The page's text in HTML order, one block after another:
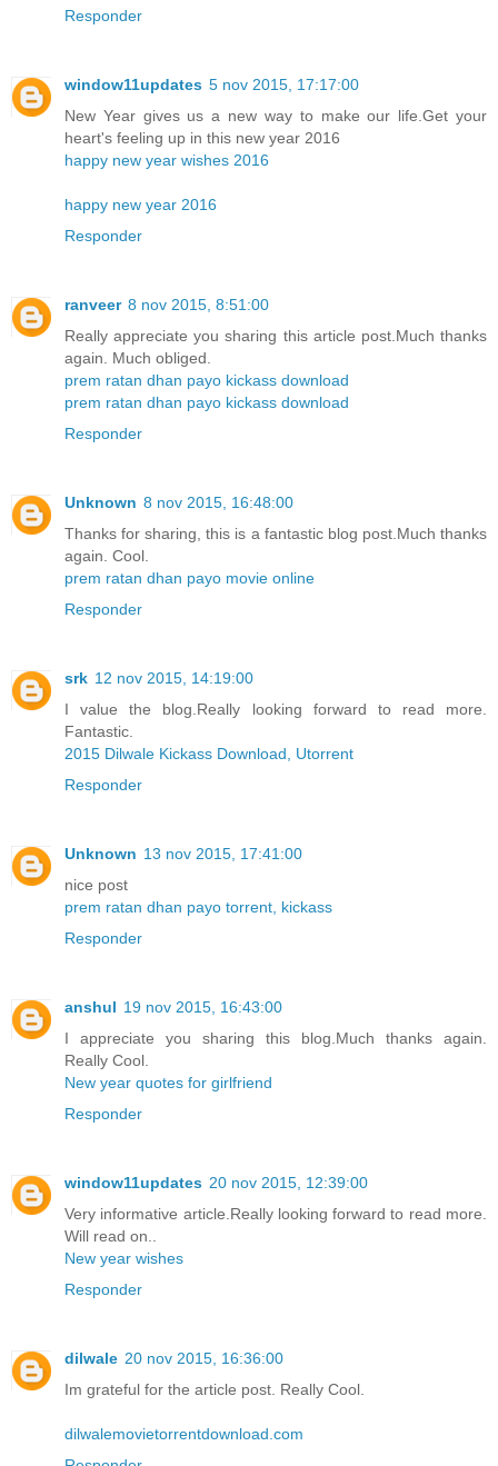
Responder
window11updates 5 nov 2015, 17:17:00
New Year gives us a new way to make our life.Get your
heart's feeling up in this new year 2016
happy new year wishes 2016
happy new year 2016
Responder
ranveer 8 nov 2015, 8:51:00
Really appreciate you sharing this article post.Much thanks
again. Much obliged.
prem ratan dhan payo kickass download
prem ratan dhan payo kickass download
Responder
Unknown 8 nov 2015, 16:48:00
Thanks for sharing, this is a fantastic blog post.Much thanks
again. Cool.
prem ratan dhan payo movie online
Responder
srk 12 nov 2015, 14:19:00
I value the blog.Really looking forward to read more.
Fantastic.
2015 Dilwale Kickass Download, Utorrent
Responder
Unknown 13 nov 2015, 17:41:00
nice post
prem ratan dhan payo torrent, kickass
Responder
anshul 19 nov 2015, 16:43:00
I appreciate you sharing this blog.Much thanks again.
Really Cool.
New year quotes for girlfriend
Responder
window11updates 20 nov 2015, 12:39:00
Very informative article.Really looking forward to read more.
Will read on..
New year wishes
Responder
dilwale 20 nov 2015, 16:36:00
Im grateful for the article post. Really Cool.
dilwalemovietorrentdownload.com